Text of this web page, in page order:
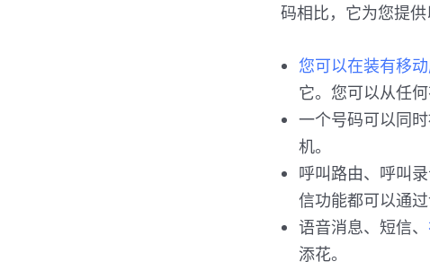
码相比，它为您提供
您可以在装有移
它。您可以从任
一个号码可以同
机。
呼叫路由、呼叫
信功能都可以通
语音消息、短信、
添花。